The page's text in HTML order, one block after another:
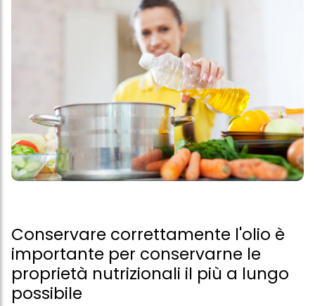
Conservare correttamente l'olio è
importante per conservarne le
proprietà nutrizionali il più a lungo
possibile